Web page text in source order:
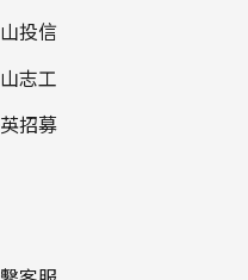
投信
志工
招募